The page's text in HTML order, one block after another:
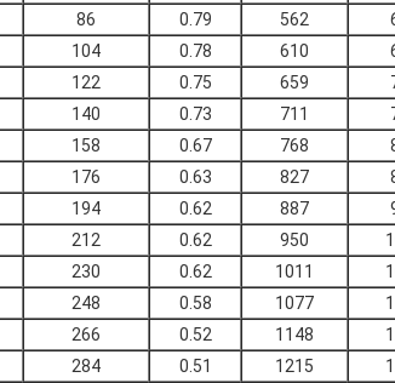
86 0.79 562
104 0.78 610
122 0.75 659
140 0.73 711
158 0.67 768
176 0.63 827
194 0.62 887
212 0.62 950
230 0.62 1011
248 0.58 1077
266 0.52 1148
284 0.51 1215